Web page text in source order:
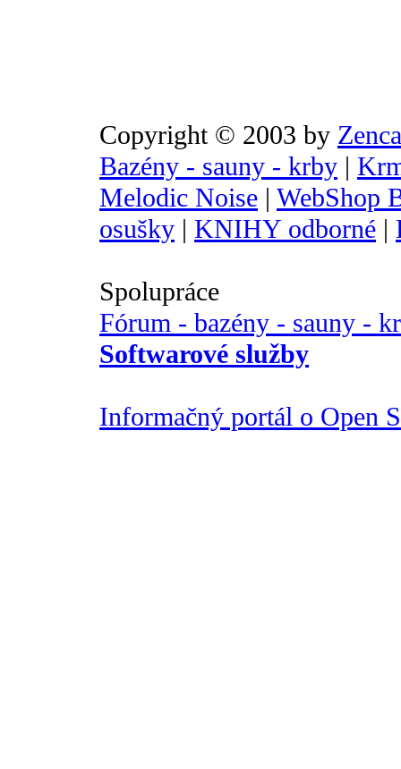
Copyright © 2003 by
Bazény - sauny - krby |
Melodic Noise | WebShop
osušky | KNIHY odborné |
Spolupráce
Fórum - bazény - sauny -
Softwarové služby
Informačný portál o Open